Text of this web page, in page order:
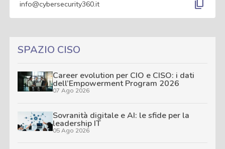
info@cybersecurity360.it content_copy
SPAZIO CISO
Career evolution per CIO e CISO: i dati
dell’Empowerment Program 2026
07 Ago 2026
Sovranità digitale e AI: le sfide per la
leadership IT
05 Ago 2026